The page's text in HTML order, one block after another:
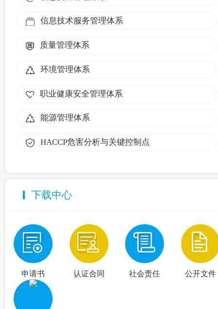
信息技术服务管理体系
质量管理体系
环境管理体系
职业健康安全管理体系
能源管理体系
HACCP危害分析与关键控制点
下载中心
申请书 认证合同 社会责任 公开文件